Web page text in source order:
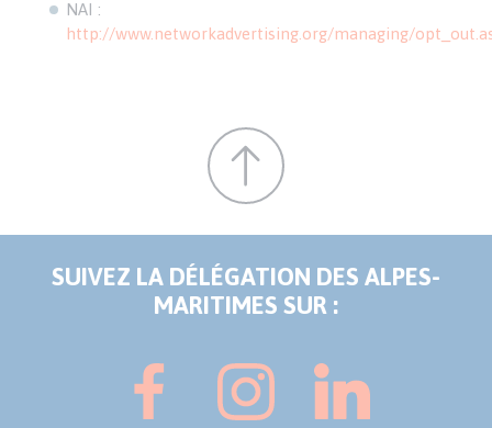
NAI :
http://www.networkadvertising.org/managing/
SUIVEZ LA DÉLÉGATION DES ALPES-
MARITIMES SUR :